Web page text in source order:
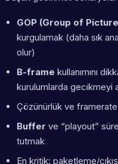
GOP (Group of
kurgulamak (daha sık
olur)
B-frame kullanımını
kurulumlarda gecikmeyi
Çözünürlük ve
Buffer ve “playout”
tutmak
En kritik: paketleme/